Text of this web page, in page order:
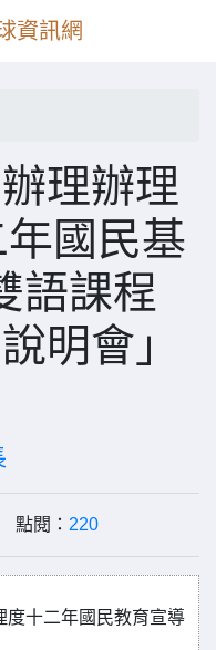
資訊網
理辦理
國民基
語課程
明會」
點閱： 220
度十二年國民教育宣導